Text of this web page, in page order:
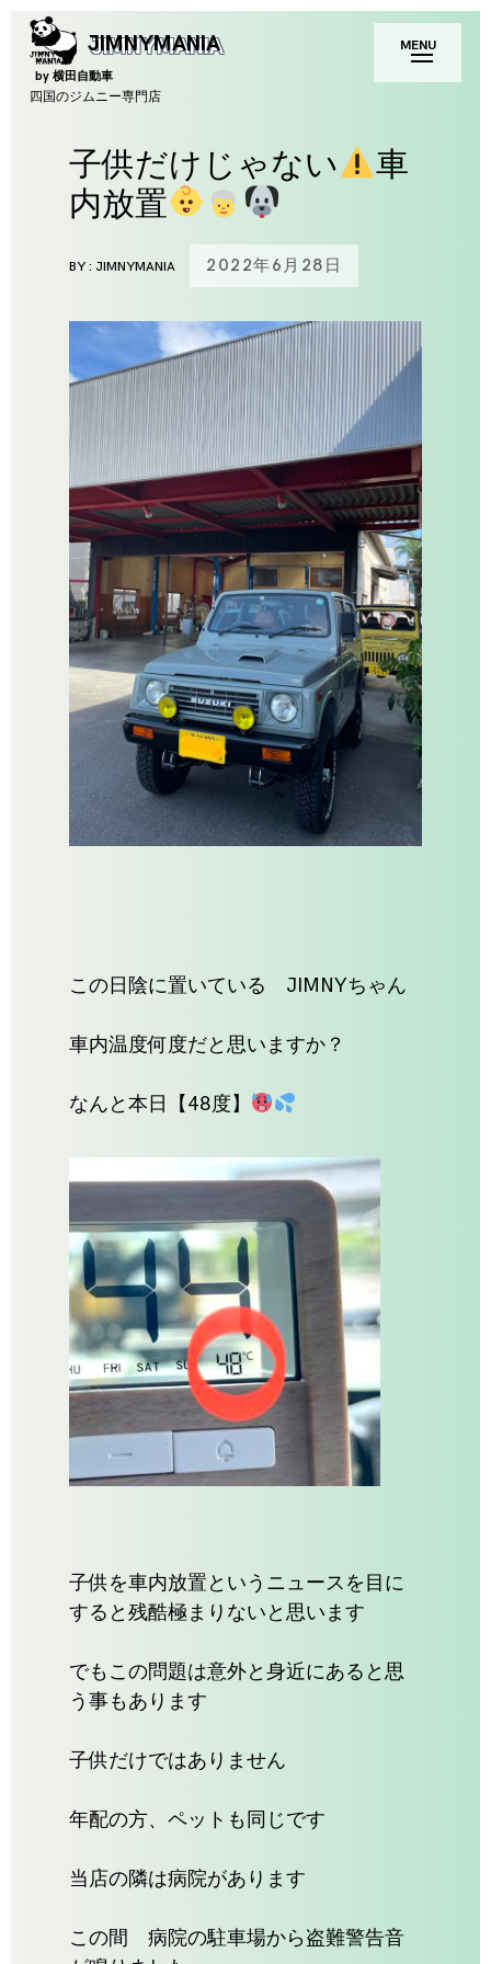
Skip
to
content
JIMNYMANIA
by 横田自動車
四国のジムニー専門店
toggle
open/close
sidebar
MENU
子供だけじゃない
車
内放置
BY : JIMNYMANIA 2022年6月28日
この日陰に置いている JIMNYちゃん
車内温度何度だと思いますか？
なんと本日【48度】
子供を車内放置というニュースを目に
すると残酷極まりないと思います
でもこの問題は意外と身近にあると思
う事もあります
子供だけではありません
年配の方、ペットも同じです
当店の隣は病院があります
この間 病院の駐車場から盗難警告音